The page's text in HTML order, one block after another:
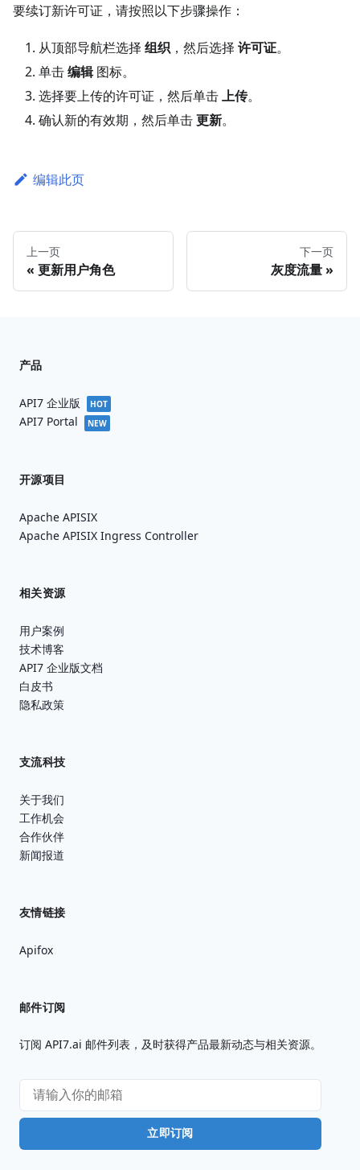
要续订新许可证，请按照以下步骤操作：
从顶部导航栏选择 组织 ，然后选择 许可证。
单击编辑图标。
选择要上传的许可证，然后单击上传。
确认新的有效期，然后单击更新。
编辑此页
上一页
更新用户角色
下一页
灰度流量
产品
API7 企业版 HOT
API7 Portal NEW
开源项目
Apache APISIX
Apache APISIX Ingress Controller
相关资源
用户案例
技术博客
API7 企业版文档
白皮书
隐私政策
支流科技
关于我们
工作机会
合作伙伴
新闻报道
友情链接
Apifox
邮件订阅
订阅 API7.ai 邮件列表，及时获得产品最新动态与相关资源。
立即订阅